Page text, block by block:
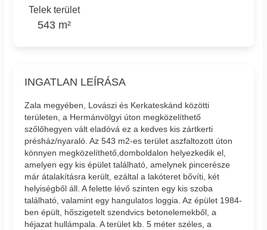
Telek terület
543 m²
INGATLAN LEÍRÁSA
Zala megyében, Lovászi és Kerkateskánd közötti
területen, a Hermánvölgyi úton megközelíthető
szőlőhegyen vált eladóvá ez a kedves kis zártkerti
présház/nyaraló. Az 543 m2-es terület aszfaltozott úton
könnyen megközelíthető,domboldalon helyezkedik el,
amelyen egy kis épület található, amelynek pincerésze
már átalakításra került, ezáltal a lakóteret bővíti, két
helyiségből áll. A felette lévő szinten egy kis szoba
található, valamint egy hangulatos loggia. Az épület 1984-
ben épült, hőszigetelt szendvics betonelemekből, a
héjazat hullámpala. A terület kb. 5 méter széles, a